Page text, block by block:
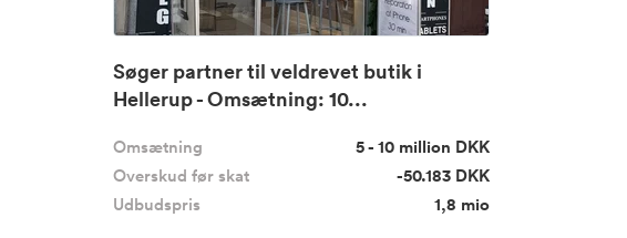
Søger partner til veldrevet butik i
Hellerup - Omsætning: 10...
Omsætning
5 - 10 million DKK
Overskud før skat
-50.183 DKK
Udbudspris
1,8 mio